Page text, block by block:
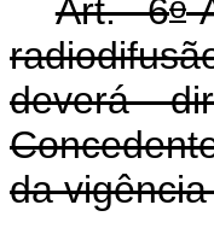
Art. 6 -
deverá
da